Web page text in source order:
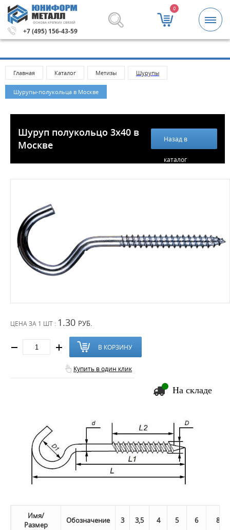
ОСНОВА КРЕПКИХ СВЯЗЕЙ
+7 (495) 156-43-59
0
Метизы и крепежные изделия оптом. Минимальная
Главная Каталог Метизы Шурупы
Шурупы-полукольца в Москве
Шуруп полукольцо 3х40 в
Москве
Назад в
каталог
ЦЕНА ЗА 1 ШТ : 1.30 РУБ.
В КОРЗИНУ
Купить в один клик
На складе
Имя/
Размер
Обозначение 3 3,5 4 5 6 8